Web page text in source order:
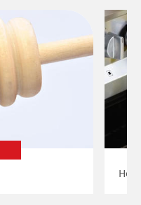
Her